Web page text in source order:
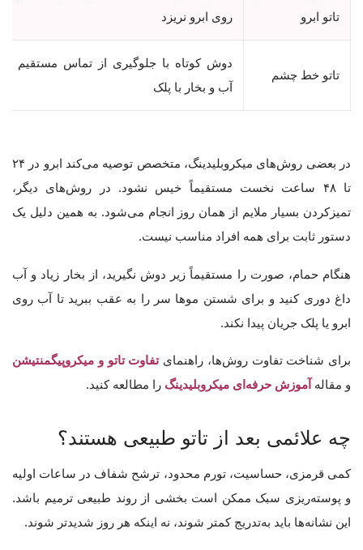
تاتو ابرو
روی ابرو نریزد
تاتو خط چشم
دوش کوتاه با جلوگیری از تماس مستقیم
آب و بخار با پلک
در بعضی روش‌های میکروبلیدینگ، متخصص توصیه می‌کند ابرو در ۲۴
تا ۴۸ ساعت نخست مستقیماً خیس نشود. در روش‌های دیگر،
تمیزکردن بسیار ملایم از همان روز انجام می‌شود. به همین دلیل یک
دستور ثابت برای همه افراد مناسب نیست.
هنگام حمام، صورت را مستقیماً زیر دوش نگیرید، از بخار زیاد و آب
داغ دوری کنید و برای شستن موها سر را به عقب ببرید تا آب روی
ابرو یا پلک جریان پیدا نکند.
برای شناخت تفاوت روش‌ها، راهنمایتفاوت تاتو و میکروپیگمنتیشن
و مقاله آموزش حرفه‌ای میکروبلیدینگ را مطالعه کنید.
چه علائمی بعد از تاتو طبیعی هستند؟
کمی قرمزی، حساسیت، تورم محدود، ترشح شفاف در ساعات اولیه
و پوسته‌ریزی سبک ممکن است بخشی از روند طبیعی ترمیم باشد.
این نشانه‌ها باید به‌تدریج کمتر شوند، نه اینکه هر روز شدیدتر شوند.